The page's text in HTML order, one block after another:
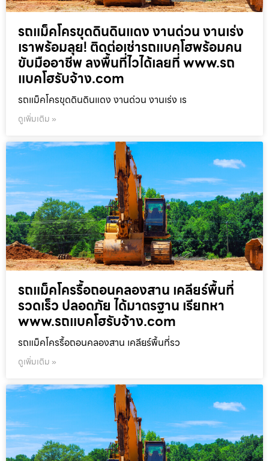
รถแม็คโครขุดดินดินแดง งานด่วน งานเร่ง
เราพร้อมลุย! ติดต่อเช่ารถแบคโฮพร้อมคน
ขับมืออาชีพ ลงพื้นที่ไวได้เลยที่ www.รถ
แบคโฮรับจ้าง.com
รถแม็คโครขุดดินดินแดง งานด่วน งานเร่ง เร
ดูเพิ่มเติม »
รถแม็คโครรื้อถอนคลองสาน เคลียร์พื้นที่
รวดเร็ว ปลอดภัย ได้มาตรฐาน เรียกหา
www.รถแบคโฮรับจ้าง.com
รถแม็คโครรื้อถอนคลองสาน เคลียร์พื้นที่รว
ดูเพิ่มเติม »